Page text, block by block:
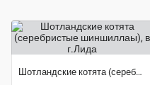
Шотландские котята (серебристые шиншиллаы)